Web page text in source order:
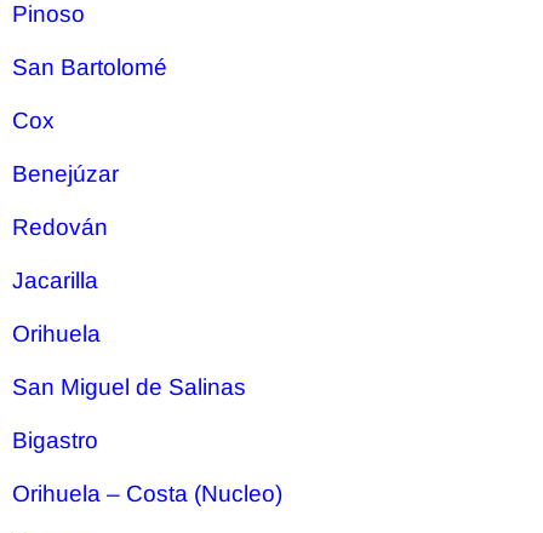
Pinoso
San Bartolomé
Cox
Benejúzar
Redován
Jacarilla
Orihuela
San Miguel de Salinas
Bigastro
Orihuela – Costa (Nucleo)